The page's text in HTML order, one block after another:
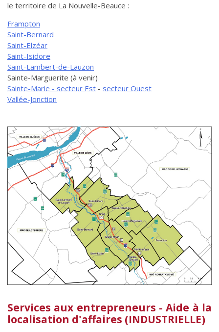
Documentation
le territoire de La Nouvelle-Beauce :
Frampton
Saint-Bernard
Saint-Elzéar
Saint-Isidore
Saint-Lambert-de-Lauzon
Sainte-Marguerite (à venir)
Sainte-Marie - secteur Est - secteur Ouest
Vallée-Jonction
Services aux entrepreneurs - Aide à la
localisation d'affaires (INDUSTRIELLE)